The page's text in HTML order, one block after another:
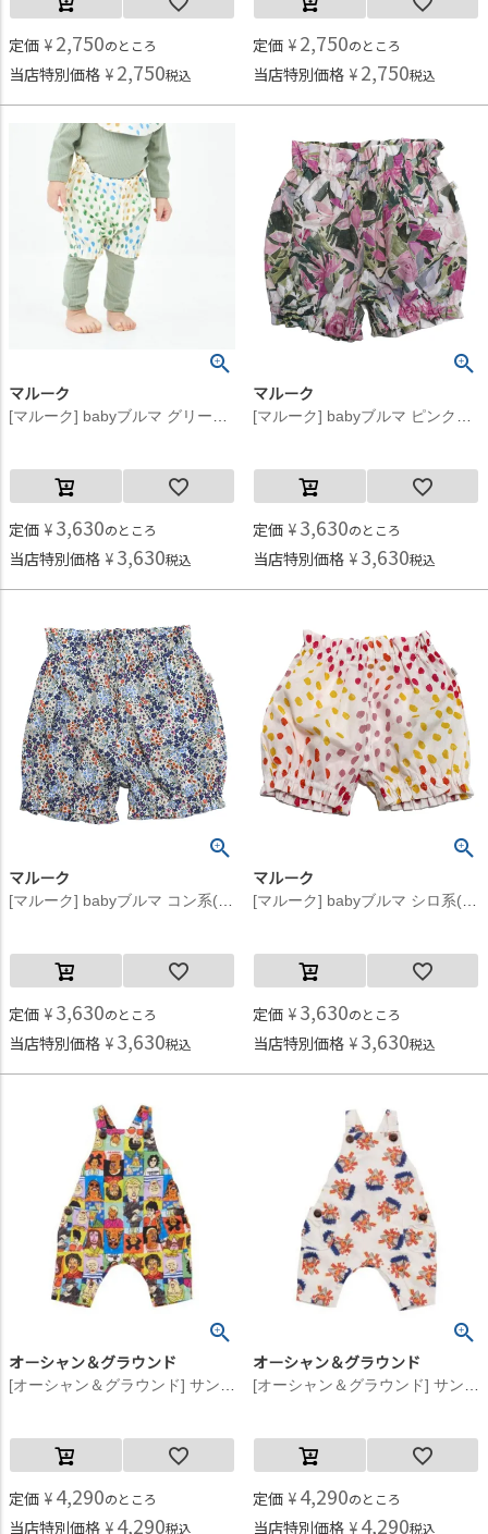
定価 ¥ 2,750のところ
当店特別価格 ¥ 2,750税込
定価 ¥ 2,750のところ
当店特別価格 ¥ 2,750税込
マルーク
定価 ¥ 3,630のところ
当店特別価格 ¥ 3,630税込
マルーク
定価 ¥ 3,630のところ
当店特別価格 ¥ 3,630税込
マルーク
定価 ¥ 3,630のところ
当店特別価格 ¥ 3,630税込
マルーク
定価 ¥ 3,630のところ
当店特別価格 ¥ 3,630税込
オーシャン＆グラウンド
定価 ¥ 4,290のところ
当店特別価格 ¥ 4,290税込
オーシャン＆グラウンド
定価 ¥ 4,290のところ
当店特別価格 ¥ 4,290税込